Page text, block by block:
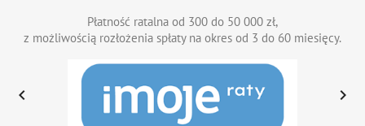
Płatność ratalna od 300 do 50 000 zł,
z możliwością rozłożenia spłaty na okres od 3 do 60 miesięcy.
 